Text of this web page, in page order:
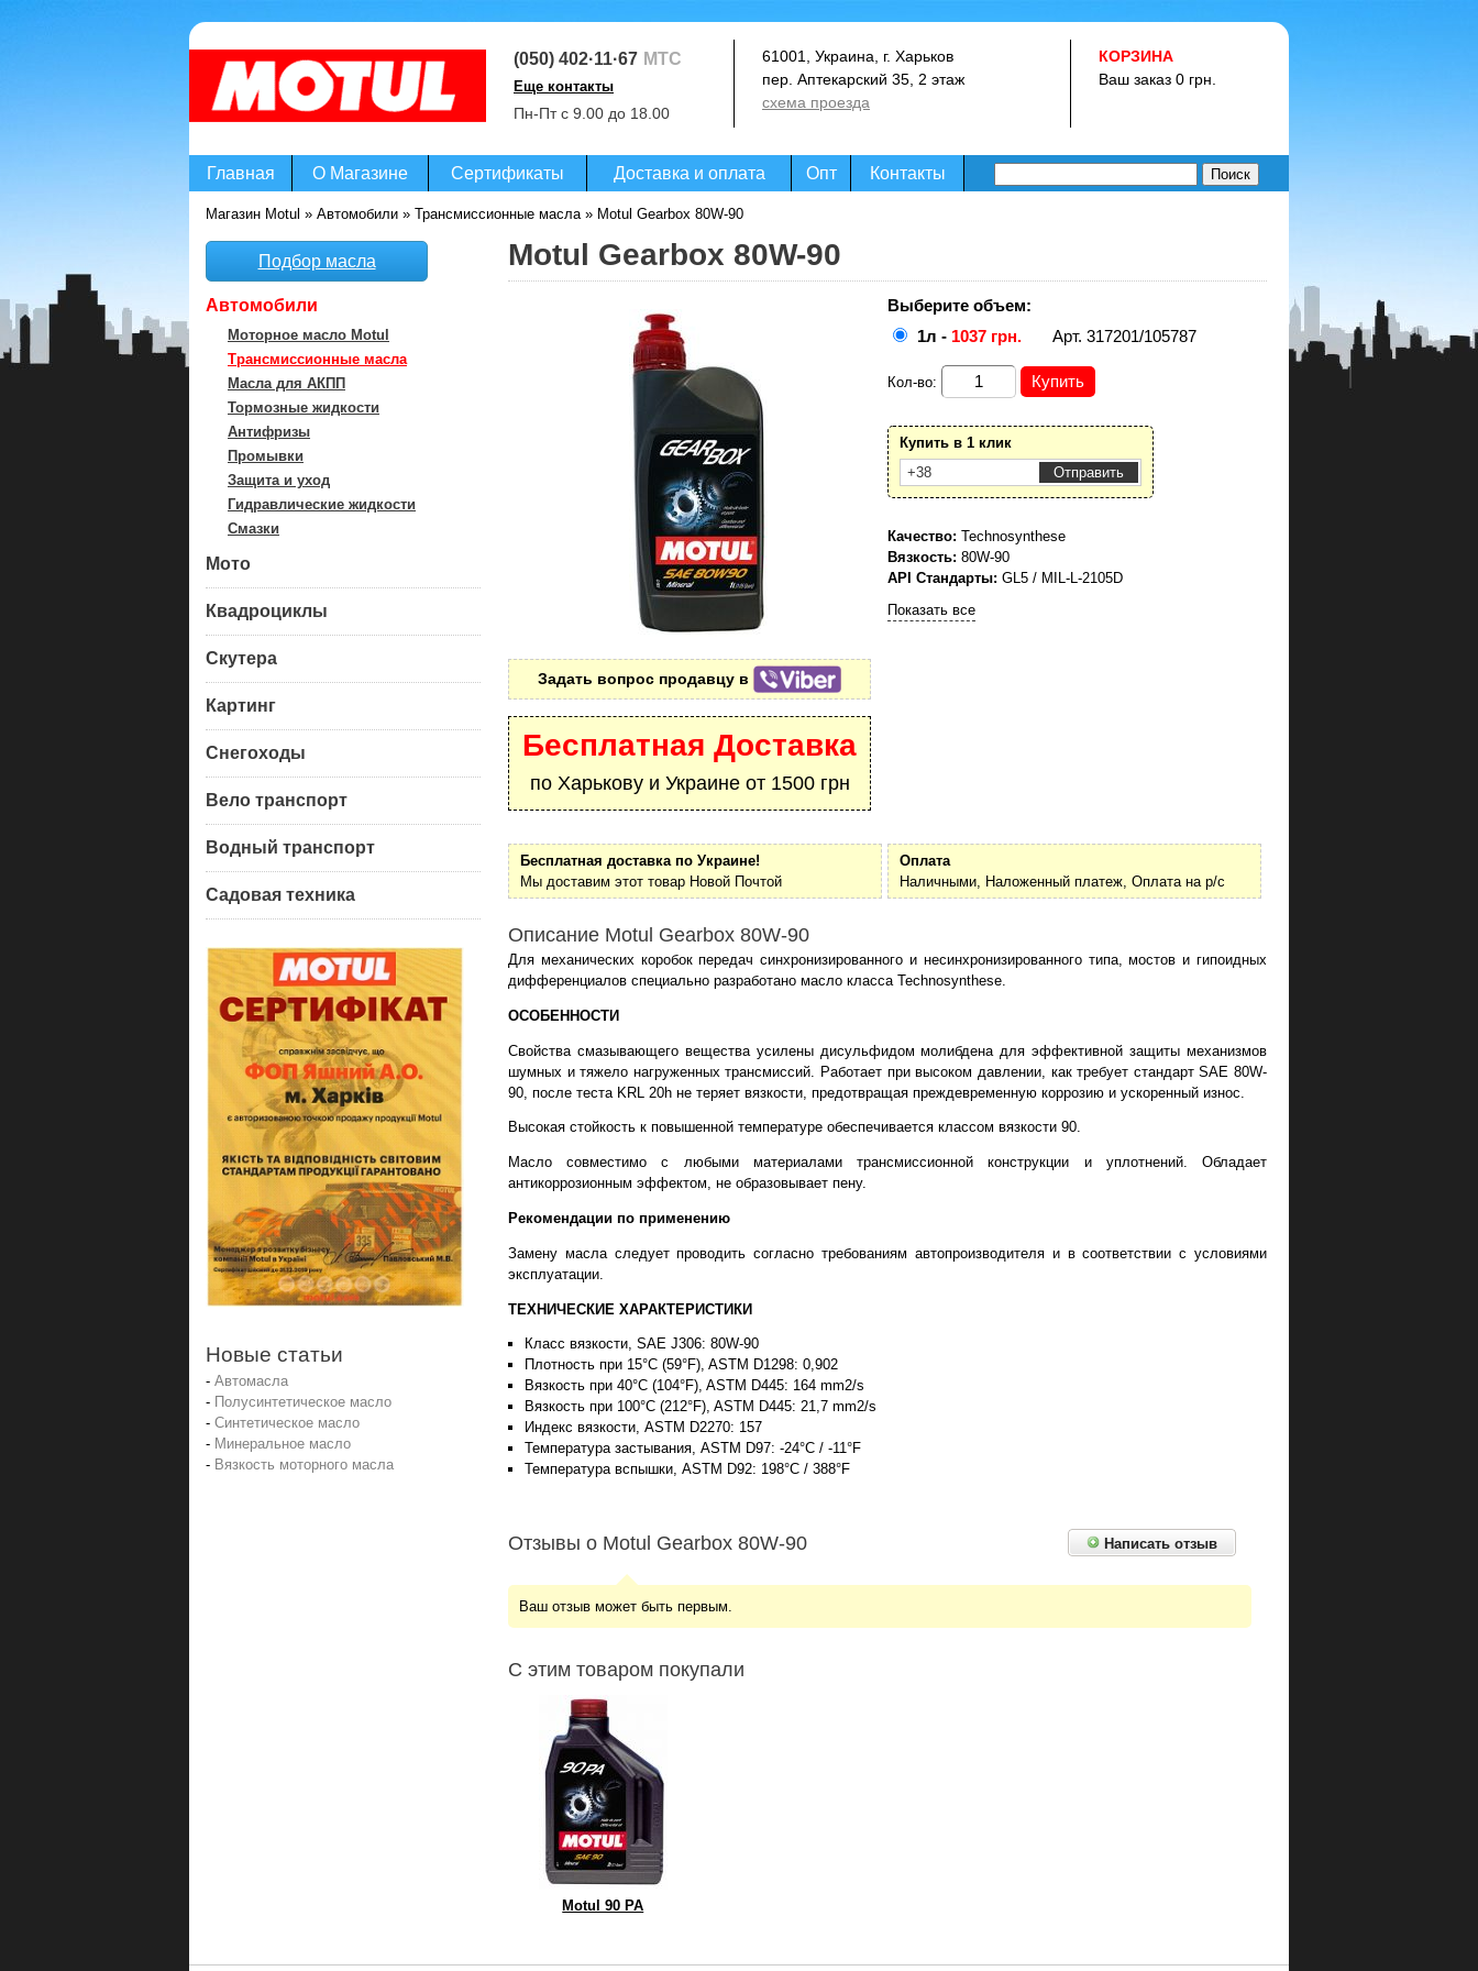
Магазин Motul » Автомобили » Трансмиссионные масла» Motul Gearbox 80W-90
Motul Gearbox 80W-90
Задать вопрос продавцу в
Бесплатная Доставка
по Харькову и Украине от 1500 грн
Выберите объем:
1л - 1037 грн. Арт. 317201/105787
Кол-во:
Купить в 1 клик
Качество: Technosynthese
Вязкость: 80W-90
API Стандарты: GL5 / MIL-L-2105D
Показать все
Бесплатная доставка по Украине!
Мы доставим этот товар Новой Почтой
Оплата
Наличными, Наложенный платеж, Оплата на р/с
Описание Motul Gearbox 80W-90
Для механических коробок передач синхронизированного и несинхронизированного типа, мостов и гипоидных
дифференциалов специально разработано масло класса Technosynthese.
ОСОБЕННОСТИ
Свойства смазывающего вещества усилены дисульфидом молибдена для эффективной защиты механизмов
шумных и тяжело нагруженных трансмиссий. Работает при высоком давлении, как требует стандарт SAE 80W-
90, после теста KRL 20h не теряет вязкости, предотвращая преждевременную коррозию и ускоренный износ.
Высокая стойкость к повышенной температуре обеспечивается классом вязкости 90.
Масло совместимо с любыми материалами трансмиссионной конструкции и уплотнений. Обладает
антикоррозионным эффектом, не образовывает пену.
Рекомендации по применению
Замену масла следует проводить согласно требованиям автопроизводителя и в соответствии с условиями
эксплуатации.
ТЕХНИЧЕСКИЕ ХАРАКТЕРИСТИКИ
Класс вязкости, SAE J306: 80W-90
Плотность при 15°C (59°F), ASTM D1298: 0,902
Вязкость при 40°C (104°F), ASTM D445: 164 mm2/s
Вязкость при 100°C (212°F), ASTM D445: 21,7 mm2/s
Индекс вязкости, ASTM D2270: 157
Температура застывания, ASTM D97: -24°C / -11°F
Температура вспышки, ASTM D92: 198°C / 388°F
Отзывы о Motul Gearbox 80W-90 Написать отзыв
Ваш отзыв может быть первым.
С этим товаром покупали
Motul 90 PA
Подбор масла
Автомобили
Моторное масло Motul
Трансмиссионные масла
Масла для АКПП
Тормозные жидкости
Антифризы
Промывки
Защита и уход
Гидравлические жидкости
Смазки
Мото
Квадроциклы
Скутера
Картинг
Снегоходы
Вело транспорт
Водный транспорт
Садовая техника
Новые статьи
- Автомасла
- Полусинтетическое масло
- Синтетическое масло
- Минеральное масло
- Вязкость моторного масла
(050) 402·11·67 МТС
Еще контакты
(093) 364·99·07Life
Пн-Пт с 9.00 до 18.00
61001, Украина, г. Харьков
пер. Аптекарский 35, 2 этаж
схема проезда
КОРЗИНА
Ваш заказ 0 грн.
Главная О Магазине Сертификаты Доставка и оплата Опт Контакты